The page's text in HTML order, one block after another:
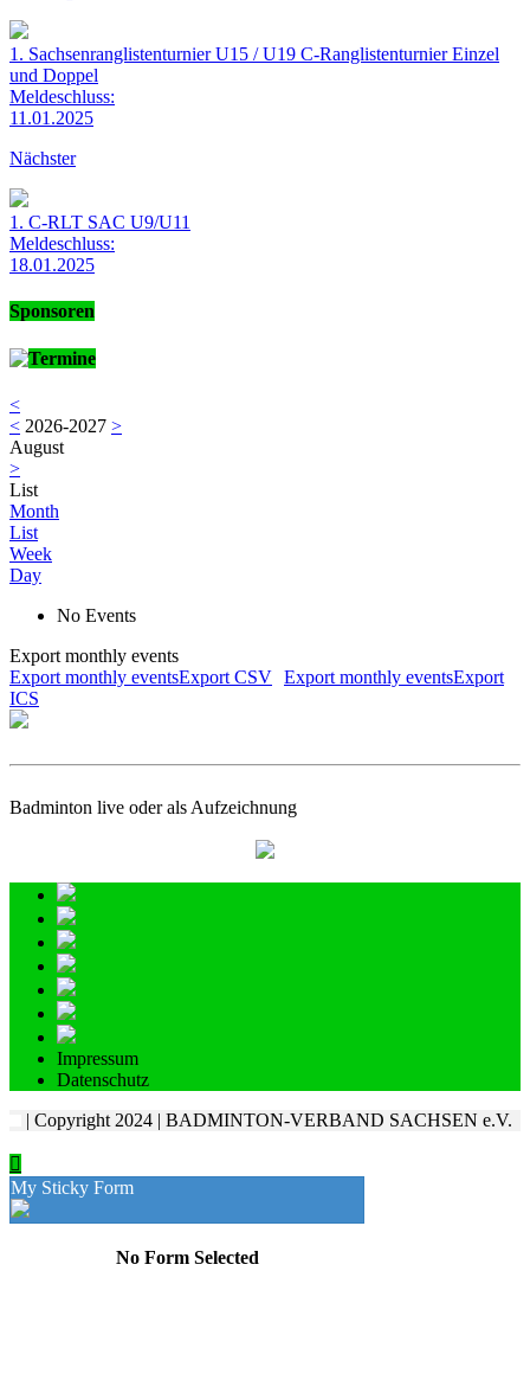
1. Sachsenranglistenturnier U15 / U19 C-Ranglistenturnier Einzel
und Doppel
Meldeschluss:
11.01.2025
Nächster
1. C-RLT SAC U9/U11
Meldeschluss:
18.01.2025
Sponsoren
Termine
<
< 2026-2027 >
August
>
List
Month
List
Week
Day
No Events
Export monthly events
Export monthly eventsExport CSV Export monthly eventsExport
ICS
Badminton live oder als Aufzeichnung
Impressum
Datenschutz
| Copyright 2024 | BADMINTON-VERBAND SACHSEN e.V.
My Sticky Form
No Form Selected